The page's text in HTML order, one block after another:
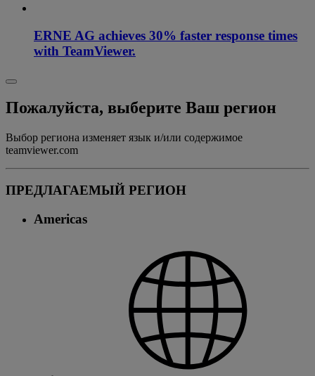
ERNE AG achieves 30% faster response times
with TeamViewer.
Пожалуйста, выберите Ваш регион
Выбор региона изменяет язык и/или содержимое
teamviewer.com
ПРЕДЛАГАЕМЫЙ РЕГИОН
Americas